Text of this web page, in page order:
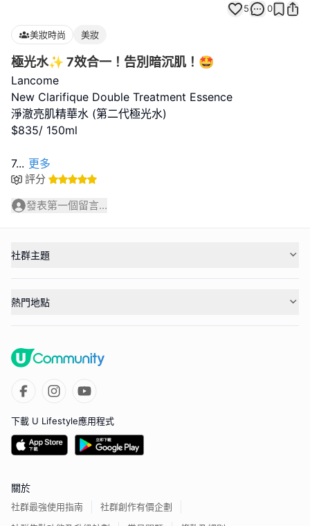
5 0
美妝時尚 美妝
極光水✨ 7效合一！告別暗沉肌！🤩
Lancome
New Clarifique Double Treatment Essence
淨澈亮肌精華水 (第二代極光水)
$835/ 150ml
7... 更多
評分
發表第一個留言...
社群主題
熱門地點
下載 U Lifestyle應用程式
關於
社群最強使用指南
社群創作有價企劃